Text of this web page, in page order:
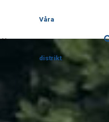
Våra
distrikt